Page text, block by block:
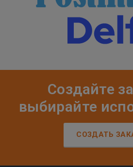
Создайте
выбирайте
СОЗДАТЬ